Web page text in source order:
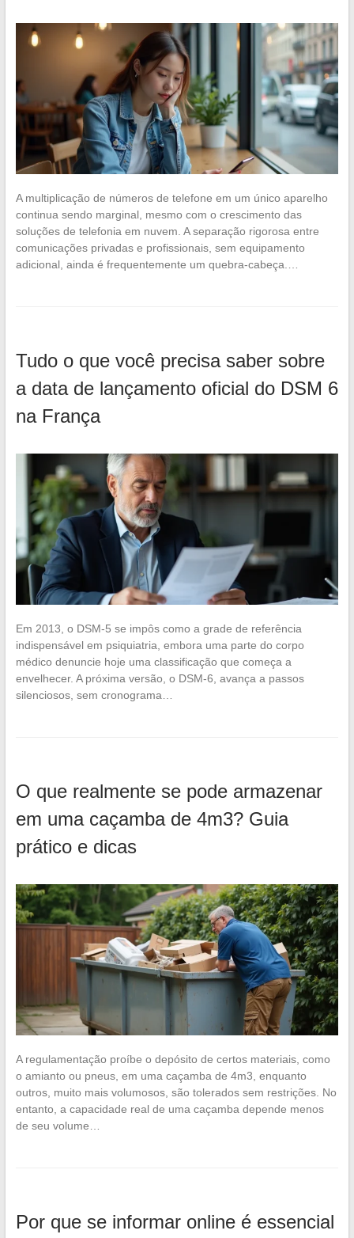
A multiplicação de números de telefone em um único aparelho
continua sendo marginal, mesmo com o crescimento das
soluções de telefonia em nuvem. A separação rigorosa entre
comunicações privadas e profissionais, sem equipamento
adicional, ainda é frequentemente um quebra-cabeça.…
Tudo o que você precisa saber sobre
a data de lançamento oficial do DSM 6
na França
Em 2013, o DSM-5 se impôs como a grade de referência
indispensável em psiquiatria, embora uma parte do corpo
médico denuncie hoje uma classificação que começa a
envelhecer. A próxima versão, o DSM-6, avança a passos
silenciosos, sem cronograma…
O que realmente se pode armazenar
em uma caçamba de 4m3? Guia
prático e dicas
A regulamentação proíbe o depósito de certos materiais, como
o amianto ou pneus, em uma caçamba de 4m3, enquanto
outros, muito mais volumosos, são tolerados sem restrições. No
entanto, a capacidade real de uma caçamba depende menos
de seu volume…
Por que se informar online é essencial